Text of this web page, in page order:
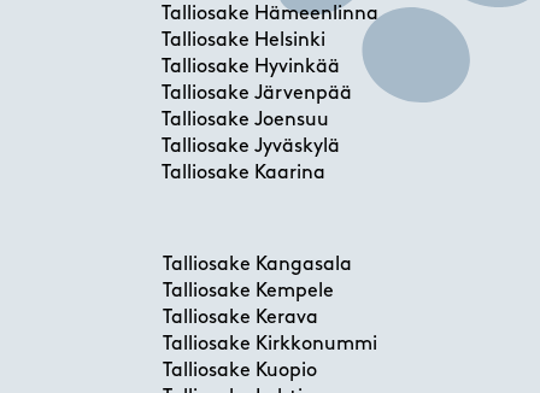
Talliosake Hämeenlinna
Talliosake Helsinki
Talliosake Hyvinkää
Talliosake Järvenpää
Talliosake Joensuu
Talliosake Jyväskylä
Talliosake Kaarina
Talliosake Kangasala
Talliosake Kempele
Talliosake Kerava
Talliosake Kirkkonummi
Talliosake Kuopio